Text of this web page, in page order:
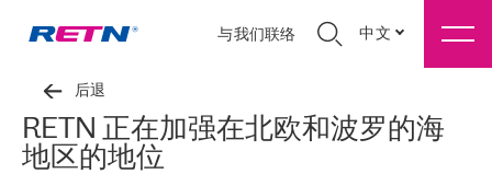
与我们联络 中文
后退
RETN 正在加强在北欧和波罗的海
地区的地位